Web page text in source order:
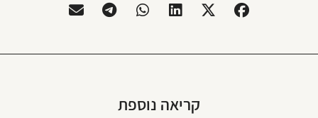
קריאה נוספת